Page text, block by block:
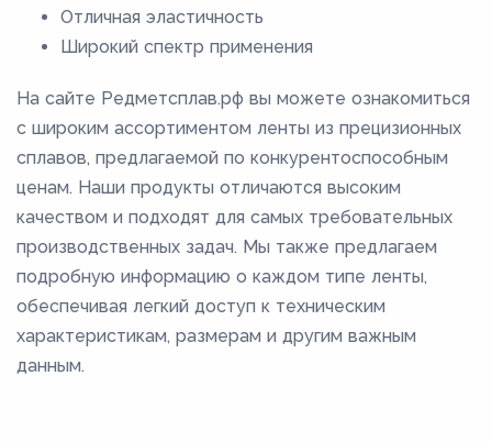
Отличная эластичность
Широкий спектр применения
На сайте Редметсплав.рф вы можете ознакомиться
с широким ассортиментом ленты из прецизионных
сплавов, предлагаемой по конкурентоспособным
ценам. Наши продукты отличаются высоким
качеством и подходят для самых требовательных
производственных задач. Мы также предлагаем
подробную информацию о каждом типе ленты,
обеспечивая легкий доступ к техническим
характеристикам, размерам и другим важным
данным.